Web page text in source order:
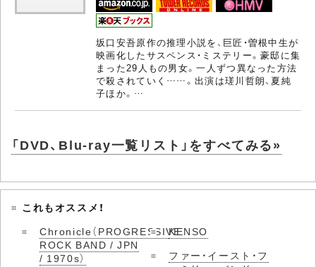
坂口安吾原作の推理小説を、巨匠・曽根中生が
映画化したサスペンス・ミステリー。豪邸に集
まった29人もの男女。一人ずつ異なった方法
で殺されていく……。出演は瑳川哲朗、夏純
子ほか。…
「DVD、Blu-ray一覧リスト」をすべてみる»
これもオススメ！
Chronicle（PROGRESSIVE
ROCK BAND / JPN
/ 1970s）
KENSO
ファー・イースト・フ